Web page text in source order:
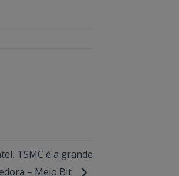
TSMC é a grande
– Meio Bit